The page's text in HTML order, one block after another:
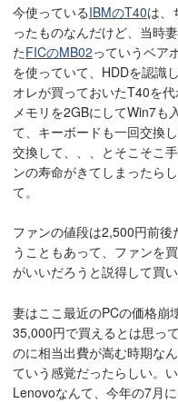
今使っているIBMのT40は、
ったものなんだけど、当時
たFICのMB02っていうベア
を使っていて、HDDを認識
オレが買っておいたT40を代
メモリを2GBにしてWin7も
て、キーボードも一回交換
交換して、、、とそこそこ
ンの寿命がきてしまったら
て。
ファンの値段は2,500円前
うこともあって、ファンを
がいいだろうと説得して買い
妻はここ最近のPCの価格崩
35,000円で買えるとは思っ
のに相当出費が嵩む時期な
ていう感覚だったらしい。
Lenovoなんて、今年の7月